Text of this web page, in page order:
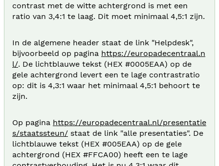
contrast met de witte achtergrond is met een
ratio van 3,4:1 te laag. Dit moet minimaal 4,5:1 zijn.
In de algemene header staat de link "Helpdesk",
bijvoorbeeld op pagina https://europadecentraal.n
l/. De lichtblauwe tekst (HEX #0005EAA) op de
gele achtergrond levert een te lage contrastratio
op: dit is 4,3:1 waar het minimaal 4,5:1 behoort te
zijn.
Op pagina https://europadecentraal.nl/presentatie
s/staatssteun/ staat de link "alle presentaties". De
lichtblauwe tekst (HEX #005EAA) op de gele
achtergrond (HEX #FFCA00) heeft een te lage